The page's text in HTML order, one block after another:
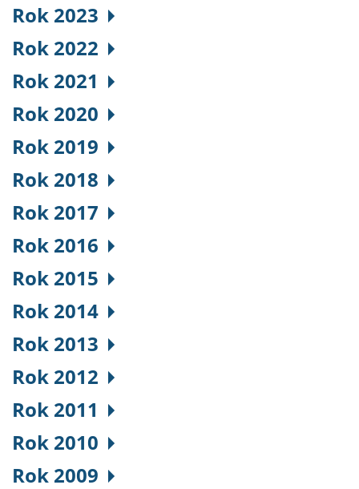
Rok 2023
Rok 2022
Rok 2021
Rok 2020
Rok 2019
Rok 2018
Rok 2017
Rok 2016
Rok 2015
Rok 2014
Rok 2013
Rok 2012
Rok 2011
Rok 2010
Rok 2009